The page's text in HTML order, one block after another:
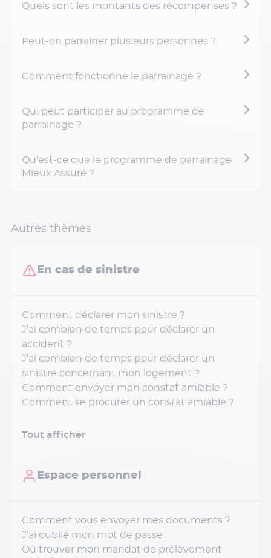
Quels sont les montants des récompenses ?
Peut-on parrainer plusieurs personnes ?
Comment fonctionne le parrainage ?
Qui peut participer au programme de
parrainage ?
Qu’est-ce que le programme de parrainage
Mieux Assuré ?
Autres thèmes
En cas de sinistre
Comment déclarer mon sinistre ?
J’ai combien de temps pour déclarer un
accident ?
J’ai combien de temps pour déclarer un
sinistre concernant mon logement ?
Comment envoyer mon constat amiable ?
Comment se procurer un constat amiable ?
Tout afficher
Espace personnel
Comment vous envoyer mes documents ?
J’ai oublié mon mot de passe
Où trouver mon mandat de prélèvement